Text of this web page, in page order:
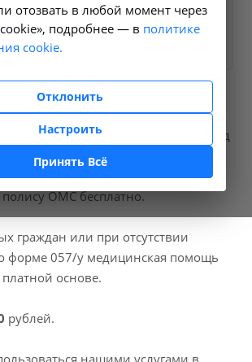
услугу
мы проводимопределение
фактора в крови
, код
. Для граждан России, у
медицинская помощь
полису ОМС бесплатно.
граждан или при отсутствии
форме 057/у медицинская помощь
основе.
рублей.
отозвать в любой момент через
подробнее — в политике
cookie.
Отклонить
Настроить
Принять Всё